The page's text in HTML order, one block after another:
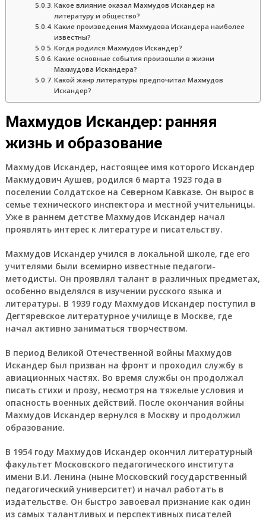
Какое влияние оказал Махмудов Искандер на
литературу и общество?
Какие произведения Махмудова Искандера наиболее
известны?
Когда родился Махмудов Искандер?
Какие основные события произошли в жизни
Махмудова Искандера?
Какой жанр литературы предпочитал Махмудов
Искандер?
Махмудов Искандер: ранняя
жизнь и образование
Махмудов Искандер, настоящее имя которого Искандер
Макмудович Аушев, родился 6 марта 1923 года в
поселении Солдатское на Северном Кавказе. Он вырос в
семье технического инспектора и местной учительницы.
Уже в раннем детстве Махмудов Искандер начал
проявлять интерес к литературе и писательству.
Махмудов Искандер учился в локальной школе, где его
учителями были всемирно известные педагоги-
методисты. Он проявлял талант в различных предметах,
особенно выделялся в изучении русского языка и
литературы. В 1939 году Махмудов Искандер поступил в
Дегтяревское литературное училище в Москве, где
начал активно заниматься творчеством.
В период Великой Отечественной войны Махмудов
Искандер был призван на фронт и проходил службу в
авиационных частях. Во время службы он продолжал
писать стихи и прозу, несмотря на тяжелые условия и
опасность военных действий. После окончания войны
Махмудов Искандер вернулся в Москву и продолжил
образование.
В 1954 году Махмудов Искандер окончил литературный
факультет Московского педагогического института
имени В.И. Ленина (ныне Московский государственный
педагогический университет) и начал работать в
издательстве. Он быстро завоевал признание как один
из самых талантливых и перспективных писателей